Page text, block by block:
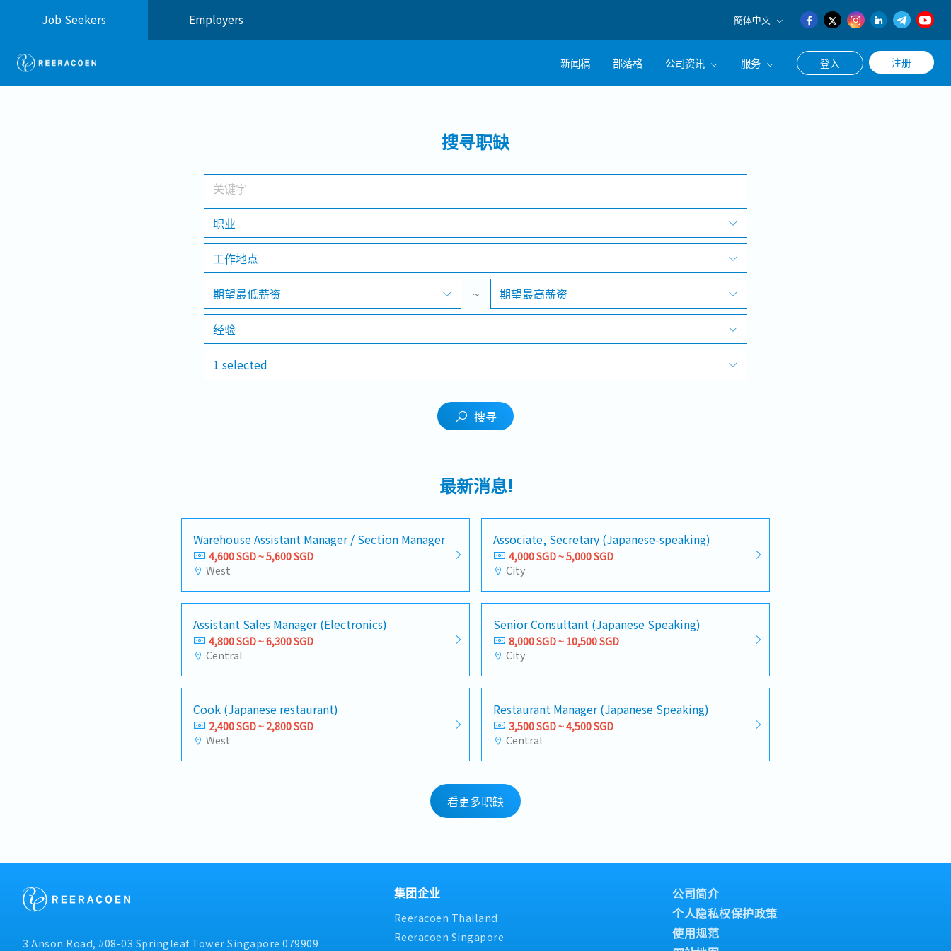
Job Seekers Employers 簡体中文
English
日本語
新闻稿 部落格 公司资讯 服务 登入 注册
搜寻职缺
职业
工作地点
期望最低薪资 ~ 期望最高薪资
经验
1 selected
搜寻
最新消息!
Warehouse Assistant Manager / Section Manager
4,600 SGD ~ 5,600 SGD
West
Associate, Secretary (Japanese-speaking)
4,000 SGD ~ 5,000 SGD
City
Assistant Sales Manager (Electronics)
4,800 SGD ~ 6,300 SGD
Central
Senior Consultant (Japanese Speaking)
8,000 SGD ~ 10,500 SGD
City
Cook (Japanese restaurant)
2,400 SGD ~ 2,800 SGD
West
Restaurant Manager (Japanese Speaking)
3,500 SGD ~ 4,500 SGD
Central
看更多职缺
3 Anson Road, #08-03 Springleaf Tower Singapore 079909
集团企业
Reeracoen Thailand
Reeracoen Singapore
公司简介
个人隐私权保护政策
使用规范